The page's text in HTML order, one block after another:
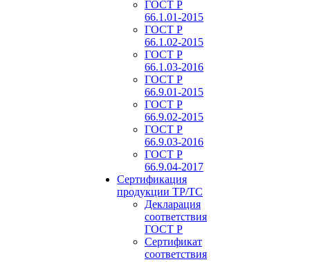
ГОСТ Р
66.1.01-2015
ГОСТ Р
66.1.02-2015
ГОСТ Р
66.1.03-2016
ГОСТ Р
66.9.01-2015
ГОСТ Р
66.9.02-2015
ГОСТ Р
66.9.03-2016
ГОСТ Р
66.9.04-2017
Сертификация
продукции ТР/ТС
Декларация
соответствия
ГОСТ Р
Сертификат
соответствия